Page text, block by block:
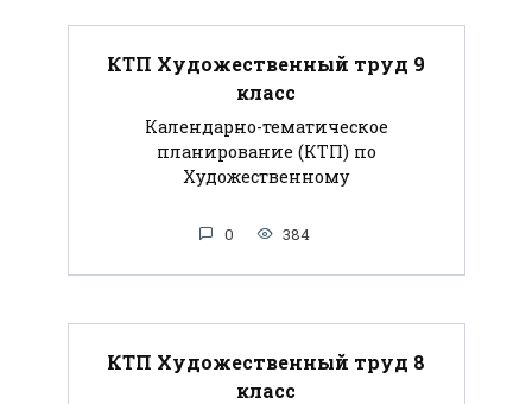
КТП Художественный труд 9
класс
Календарно-тематическое
планирование (КТП) по
Художественному
0 384
КТП Художественный труд 8
класс